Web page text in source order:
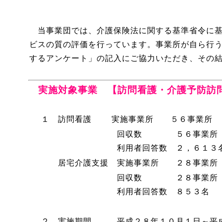
当事業団では、介護保険法に関する基準省令に
ビスの質の評価を行っています。事業所が自ら行
するアンケート」の記入にご協力いただき、その
実施対象事業 【訪問看護・介護予防訪
１ 訪問看護 実施事業所 ５６事業所
回収数 ５６事業所 （回収
利用者回答数 ２，６１３名（
居宅介護支援 実施事業所 ２８事業所
回収数 ２８事業所 （回収
利用者回答数 ８５３名 （